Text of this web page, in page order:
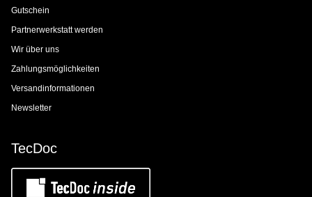
Gutschein
Partnerwerkstatt werden
Wir über uns
Zahlungsmöglichkeiten
Versandinformationen
Newsletter
TecDoc